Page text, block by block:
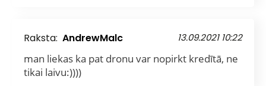
Raksta: AndrewMalc 13.09.2021 10:22
man liekas ka pat dronu var nopirkt kredītā, ne
tikai laivu:))))